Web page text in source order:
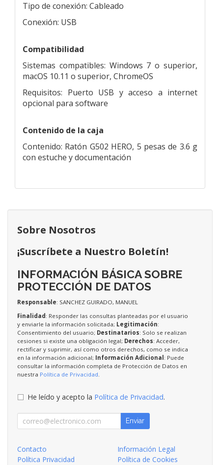
Tipo de conexión: Cableado
Conexión: USB
Compatibilidad
Sistemas compatibles: Windows 7 o superior,
macOS 10.11 o superior, ChromeOS
Requisitos: Puerto USB y acceso a internet
opcional para software
Contenido de la caja
Contenido: Ratón G502 HERO, 5 pesas de 3.6 g
con estuche y documentación
Sobre Nosotros
¡Suscríbete a Nuestro Boletín!
INFORMACIÓN BÁSICA SOBRE
PROTECCIÓN DE DATOS
Responsable: SANCHEZ GUIRADO, MANUEL
Finalidad: Responder las consultas planteadas por el usuario
y enviarle la información solicitada; Legitimación:
Consentimiento del usuario; Destinatarios: Solo se realizan
cesiones si existe una obligación legal; Derechos: Acceder,
rectificar y suprimir, así como otros derechos, como se indica
en la información adicional; Información Adicional: Puede
consultar la información completa de Protección de Datos en
nuestra Política de Privacidad
He leído y acepto la Política de Privacidad.
Enviar
Contacto
Información Legal
Política Privacidad
Política de Cookies